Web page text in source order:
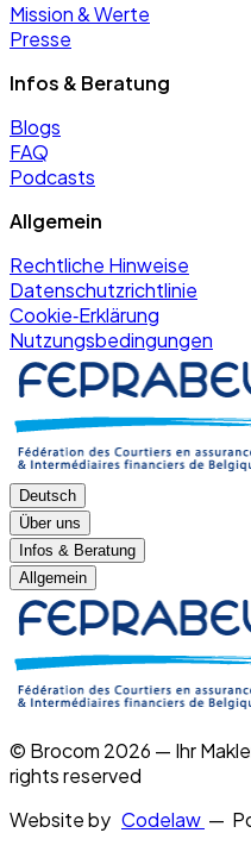
Mission & Werte
Presse
Infos & Beratung
Blogs
FAQ
Podcasts
Allgemein
Rechtliche Hinweise
Datenschutzrichtlinie
Cookie‑Erklärung
Nutzungsbedingungen
Deutsch
Über uns
Infos & Beratung
Allgemein
© Brocom 2026 — Ihr
rights reserved
Website by Codelaw —